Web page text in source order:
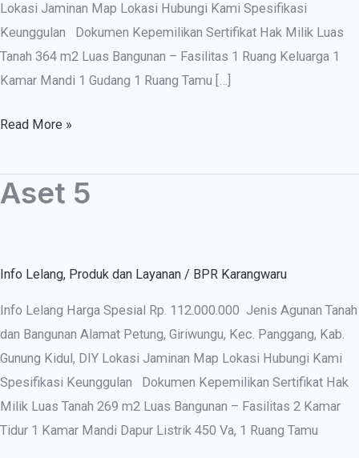
Lokasi Jaminan Map Lokasi Hubungi Kami Spesifikasi
Keunggulan Dokumen Kepemilikan Sertifikat Hak Milik Luas
Tanah 364 m2 Luas Bangunan – Fasilitas 1 Ruang Keluarga 1
Kamar Mandi 1 Gudang 1 Ruang Tamu […]
Read More »
Aset 5
Info Lelang, Produk dan Layanan / BPR Karangwaru
Info Lelang Harga Spesial Rp. 112.000.000 Jenis Agunan Tanah
dan Bangunan Alamat Petung, Giriwungu, Kec. Panggang, Kab.
Gunung Kidul, DIY Lokasi Jaminan Map Lokasi Hubungi Kami
Spesifikasi Keunggulan Dokumen Kepemilikan Sertifikat Hak
Milik Luas Tanah 269 m2 Luas Bangunan – Fasilitas 2 Kamar
Tidur 1 Kamar Mandi Dapur Listrik 450 Va, 1 Ruang Tamu
Aset